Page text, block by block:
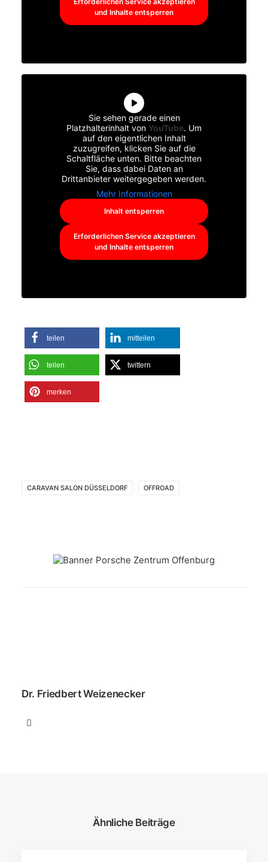
und Inhalte entsperren
Sie sehen gerade einen
Platzhalterinhalt von YouTube. Um
auf den eigentlichen Inhalt
zuzugreifen, klicken Sie auf die
Schaltfläche unten. Bitte beachten
Sie, dass dabei Daten an
Drittanbieter weitergegeben werden.
Mehr Informationen
Inhalt entsperren
Erforderlichen Service akzeptieren
und Inhalte entsperren
teilen mitteilen
teilen twittern
merken
CARAVAN SALON DÜSSELDORF OFFROAD
Dr. Friedbert Weizenecker
Ähnliche Beiträge